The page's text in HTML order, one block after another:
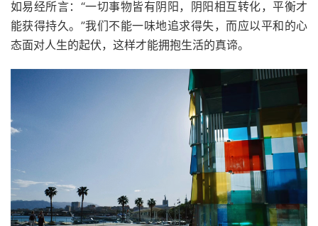
如易经所言：“一切事物皆有阴阳，阴阳相互转化，平衡才
能获得持久。”我们不能一味地追求得失，而应以平和的心
态面对人生的起伏，这样才能拥抱生活的真谛。